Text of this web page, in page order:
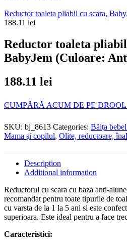
Reductor toaleta pliabil cu scara,
188.11 lei
Reductor toaleta
BabyJem (Culoare:
188.11 lei
CUMPĂRĂ ACUM DE PE
SKU: bj_8613 Categories: Băița
Mama și copilul, Olite, reductoare,
Description
Additional information
Reductorul cu scara cu baza anti-
recomandat pentru toate tipurile de
cu varsta de la 1 la 5 ani si este
superioara. Este ideal pentru a face
Caracteristici: